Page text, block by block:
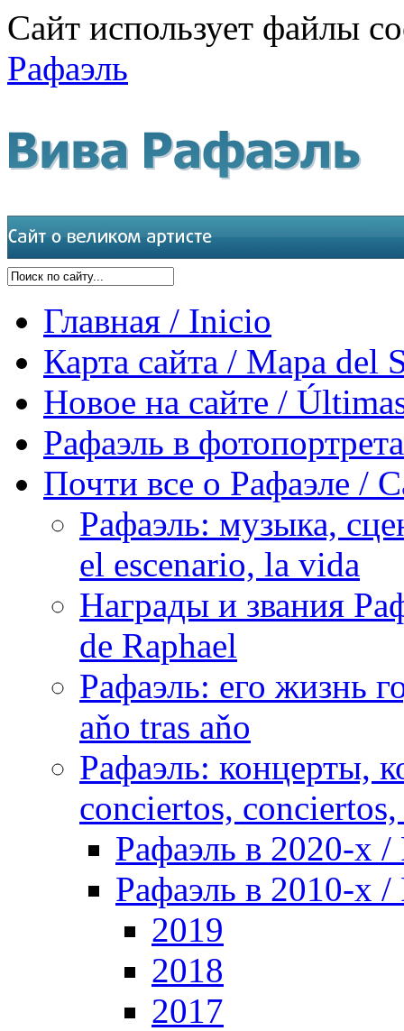
Сайт использует файлы
Рафаэль
Главная / Inicio
Карта сайта / Mapa del
Новое на сайте /
Рафаэль в
Почти все о Рафаэле /
Рафаэль: музыка,
el escenario, la vida
Награды и звания
de Raphael
Рафаэль: его жизнь
aňo tras aňo
Рафаэль: концерты,
conciertos,
Рафаэль в 2020-х /
Рафаэль в 2010-х /
2019
2018
2017